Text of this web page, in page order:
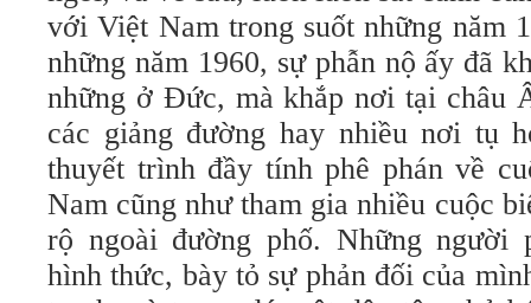
với Việt Nam trong suốt những năm
những năm 1960, sự phẫn nộ ấy đã
những ở Đức, mà khắp nơi tại châu
các giảng đường hay nhiều nơi tụ
thuyết trình đầy tính phê phán về
Nam cũng như tham gia nhiều cuộc
rộ ngoài đường phố. Những người
hình thức, bày tỏ sự phản đối của